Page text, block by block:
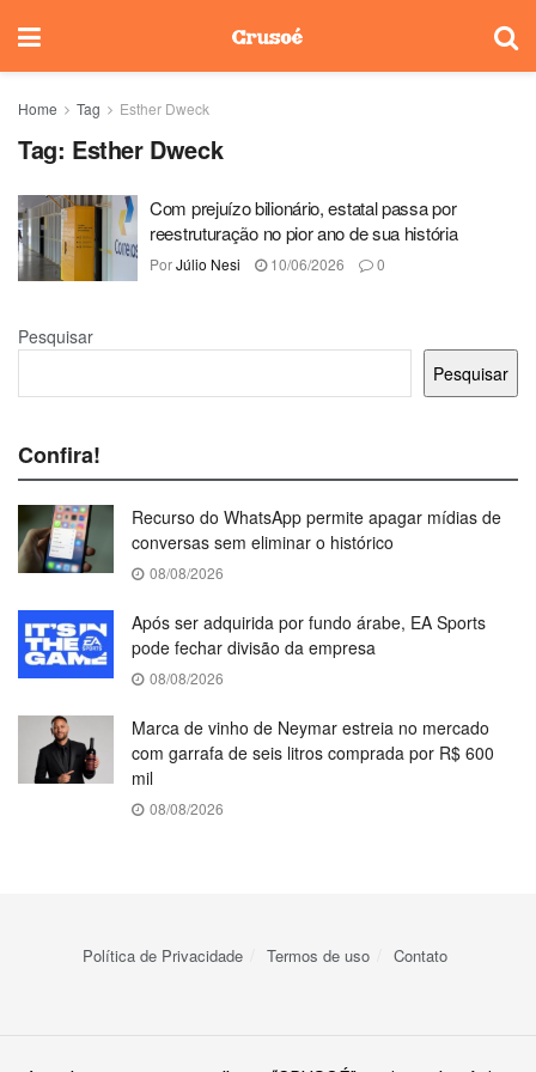
Home Tag Esther Dweck
Tag: Esther Dweck
Com prejuízo bilionário, estatal passa por
reestruturação no pior ano de sua história
PorJúlio Nesi 10/06/2026 0
Pesquisar
Pesquisar
Confira!
Recurso do WhatsApp permite apagar mídias de
conversas sem eliminar o histórico
08/08/2026
Após ser adquirida por fundo árabe, EA Sports
pode fechar divisão da empresa
08/08/2026
Marca de vinho de Neymar estreia no mercado
com garrafa de seis litros comprada por R$ 600
mil
08/08/2026
Política de Privacidade Termos de uso Contato